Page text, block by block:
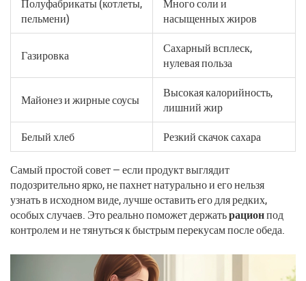
Полуфабрикаты (котлеты,
пельмени)
Много соли и
насыщенных жиров
Газировка
Сахарный всплеск,
нулевая польза
Майонез и жирные соусы
Высокая калорийность,
лишний жир
Белый хлеб
Резкий скачок сахара
Самый простой совет — если продукт выглядит
подозрительно ярко, не пахнет натурально и его нельзя
узнать в исходном виде, лучше оставить его для редких,
особых случаев. Это реально поможет держатьрационпод
контролем и не тянуться к быстрым перекусам после обеда.